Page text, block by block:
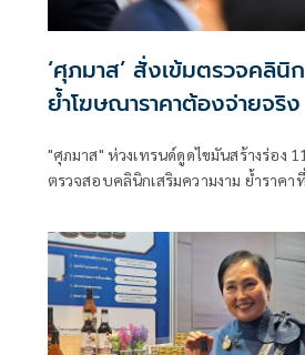
‘ศุภมาส’ สั่งเข้มตรวจคลินิ
ย้ำโฆษณาราคาต้องจ่ายจริง
"ศุภมาส" ห่วงเทรนด์ดูดไขมันสร้างร่อง
ตรวจสอบคลินิกเสริมความงาม ย้ำราค